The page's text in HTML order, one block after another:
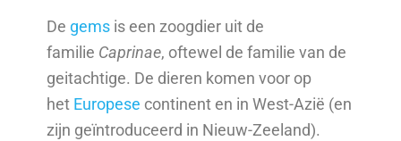
De gems is een zoogdier uit de
familie Caprinae, oftewel de familie van de
geitachtige. De dieren komen voor op
het Europese continent en in West-Azië (en
zijn geïntroduceerd in Nieuw-Zeeland).